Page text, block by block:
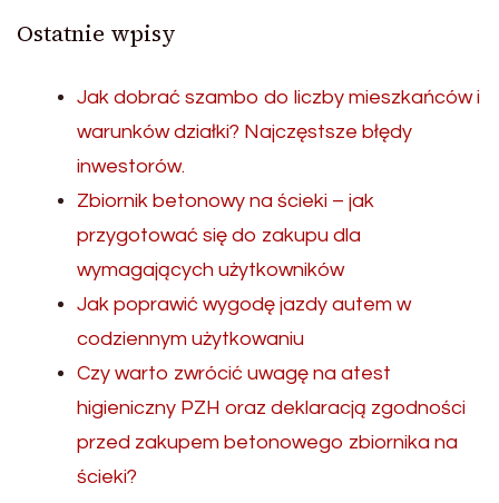
Ostatnie wpisy
Jak dobrać szambo do liczby mieszkańców i
warunków działki? Najczęstsze błędy
inwestorów.
Zbiornik betonowy na ścieki – jak
przygotować się do zakupu dla
wymagających użytkowników
Jak poprawić wygodę jazdy autem w
codziennym użytkowaniu
Czy warto zwrócić uwagę na atest
higieniczny PZH oraz deklaracją zgodności
przed zakupem betonowego zbiornika na
ścieki?